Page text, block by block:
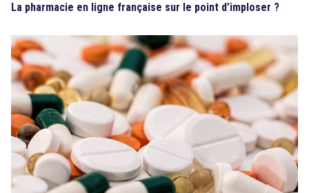
La pharmacie en ligne française sur le point d’imploser ?